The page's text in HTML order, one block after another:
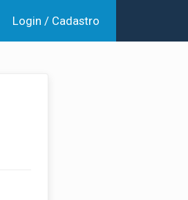
Login / Cadastro